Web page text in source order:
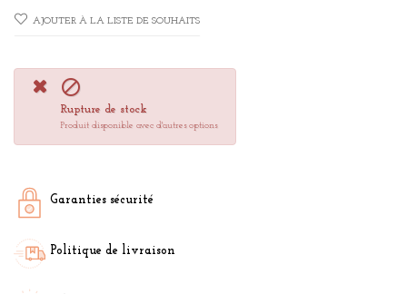
AJOUTER À LA LISTE DE SOUHAITS

Rupture de stock
Produit disponible avec d'autres options
Garanties sécurité
Politique de livraison